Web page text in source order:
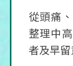
從頭痛
整理中
者及早留